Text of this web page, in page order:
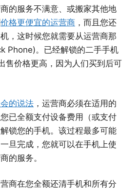
的服务不满意、或搬家其他地
价格更便宜的运营商 ，而且您还
，这时候您就需要从运营商那
Phone)。已经解锁的二手手机
售价格更高，因为人们买到后可
的说法 ，运营商必须在适用的
已全额支付设备费用（或支付
锁您的手机。该过程最多可能
旦完成，您就可以在手机上使
的服务。
商在您全额还清手机和所有分